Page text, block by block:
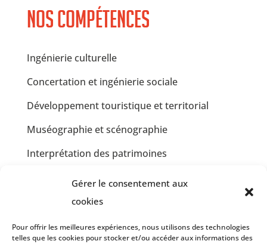
Gérer le consentement aux
cookies
Pour offrir les meilleures expériences, nous utilisons des technologies
telles que les cookies pour stocker et/ou accéder aux informations des
Nos compétences
Ingénierie culturelle
Concertation et ingénierie sociale
Développement touristique et territorial
Muséographie et scénographie
Interprétation des patrimoines
Communication et design graphique
Jardins partagés et Développement Durable
Insertion professionnelle en restauration
collective